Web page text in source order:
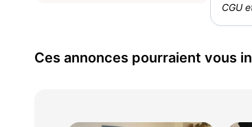
CGU
Ces annonces pourraient vous